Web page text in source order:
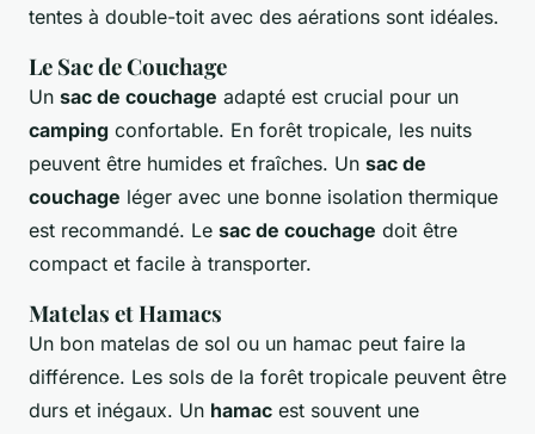
tentes à double-toit avec des aérations sont idéales.
Le Sac de Couchage
Un sac de couchage adapté est crucial pour un
camping confortable. En forêt tropicale, les nuits
peuvent être humides et fraîches. Un sac de
couchage léger avec une bonne isolation thermique
est recommandé. Le sac de couchage doit être
compact et facile à transporter.
Matelas et Hamacs
Un bon matelas de sol ou un hamac peut faire la
différence. Les sols de la forêt tropicale peuvent être
durs et inégaux. Un hamac est souvent une